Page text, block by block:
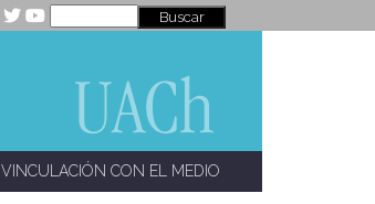
VINCULACIÓN CON EL MEDIO